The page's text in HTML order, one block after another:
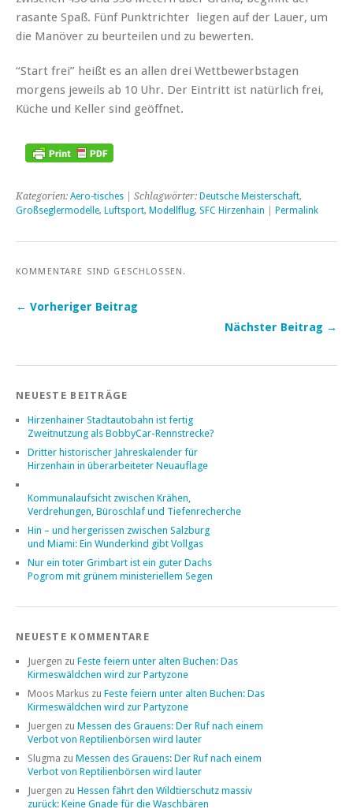
rasante Spaß. Fünf Punktrichter liegen auf der Lauer, um
die Manöver zu beurteilen und zu bewerten.
“Start frei” heißt es an allen drei Wettbewerbstagen
morgens jeweils ab 10 Uhr. Der Eintritt ist natürlich frei,
Küche und Keller sind geöffnet.
Kategorien: Aero-tisches | Schlagwörter: Deutsche Meisterschaft,
Großseglermodelle, Luftsport, Modellflug, SFC Hirzenhain Permalink
KOMMENTARE SIND GESCHLOSSEN.
← Vorheriger Beitrag
Nächster Beitrag →
NEUESTE BEITRÄGE
Hirzenhainer Stadtautobahn ist fertig
Zweitnutzung als BobbyCar-Rennstrecke?
Dritter historischer Jahreskalender für
Hirzenhain in überarbeiteter Neuauflage
Kommunalaufsicht zwischen Krähen,
Verdrehungen, Büroschlaf und Tiefenrecherche
Hin – und hergerissen zwischen Salzburg
und Miami: Ein Wunderkind gibt Vollgas
Nur ein toter Grimbart ist ein guter Dachs
Pogrom mit grünem ministeriellem Segen
NEUESTE KOMMENTARE
Juergen zu Feste feiern unter alten Buchen: Das
Kirmeswäldchen wird zur Partyzone
Moos Markus zu Feste feiern unter alten Buchen: Das
Kirmeswäldchen wird zur Partyzone
Juergen zu Messen des Grauens: Der Ruf nach einem
Verbot von Reptilienbörsen wird lauter
Slugma zu Messen des Grauens: Der Ruf nach einem
Verbot von Reptilienbörsen wird lauter
Juergen zu Hessen fährt den Wildtierschutz massiv
zurück: Keine Gnade für die Waschbären